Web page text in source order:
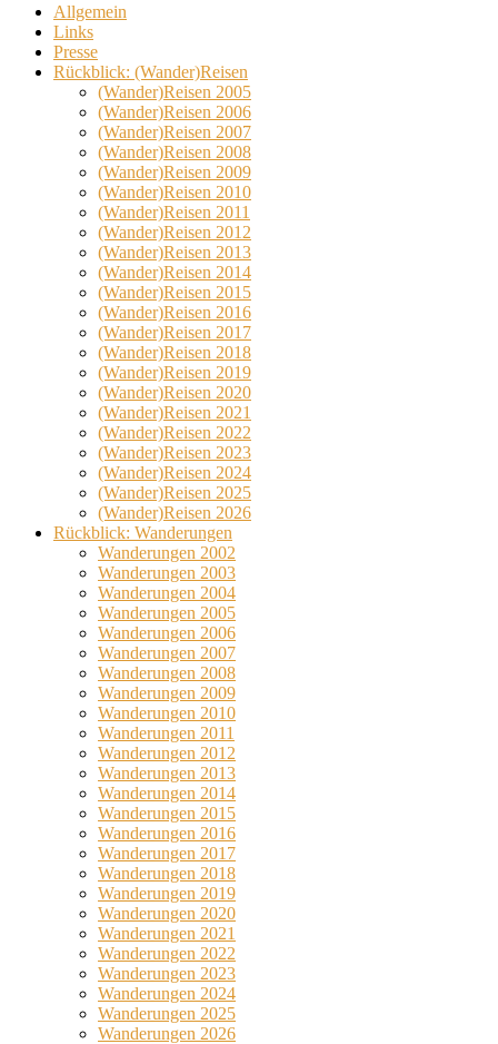
Allgemein
Links
Presse
Rückblick: (Wander)Reisen
(Wander)Reisen 2005
(Wander)Reisen 2006
(Wander)Reisen 2007
(Wander)Reisen 2008
(Wander)Reisen 2009
(Wander)Reisen 2010
(Wander)Reisen 2011
(Wander)Reisen 2012
(Wander)Reisen 2013
(Wander)Reisen 2014
(Wander)Reisen 2015
(Wander)Reisen 2016
(Wander)Reisen 2017
(Wander)Reisen 2018
(Wander)Reisen 2019
(Wander)Reisen 2020
(Wander)Reisen 2021
(Wander)Reisen 2022
(Wander)Reisen 2023
(Wander)Reisen 2024
(Wander)Reisen 2025
(Wander)Reisen 2026
Rückblick: Wanderungen
Wanderungen 2002
Wanderungen 2003
Wanderungen 2004
Wanderungen 2005
Wanderungen 2006
Wanderungen 2007
Wanderungen 2008
Wanderungen 2009
Wanderungen 2010
Wanderungen 2011
Wanderungen 2012
Wanderungen 2013
Wanderungen 2014
Wanderungen 2015
Wanderungen 2016
Wanderungen 2017
Wanderungen 2018
Wanderungen 2019
Wanderungen 2020
Wanderungen 2021
Wanderungen 2022
Wanderungen 2023
Wanderungen 2024
Wanderungen 2025
Wanderungen 2026